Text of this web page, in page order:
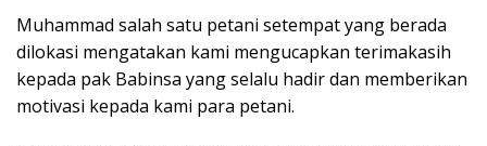
Muhammad salah satu petani setempat yang berada
dilokasi mengatakan kami mengucapkan terimakasih
kepada pak Babinsa yang selalu hadir dan memberikan
motivasi kepada kami para petani.